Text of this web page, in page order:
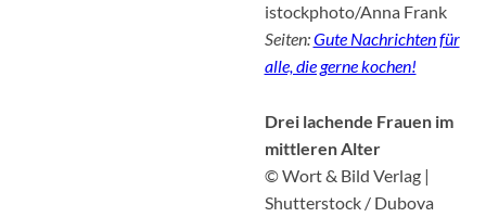
istockphoto/Anna Frank
Seiten:Gute Nachrichten für
alle, die gerne kochen!
Drei lachende Frauen im
mittleren Alter
© Wort & Bild Verlag |
Shutterstock / Dubova